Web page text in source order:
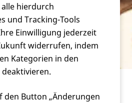
alle hierdurch
und Tracking-Tools
Einwilligung jederzeit
widerrufen, indem
Kategorien in den
den Button „Änderungen